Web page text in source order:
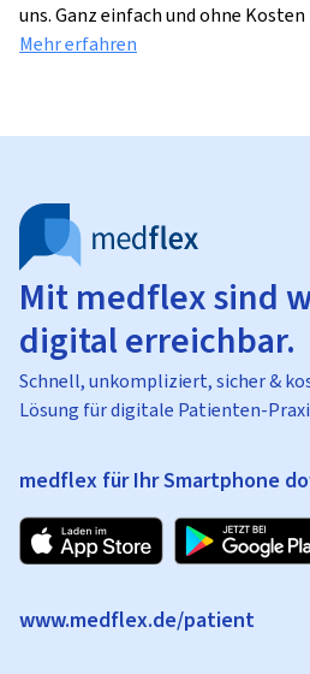
uns. Ganz einfach und ohne Kosten
Mehr erfahren
Mit medflex sind
digital erreichbar.
Schnell, unkompliziert, sicher &
Lösung für digitale Patienten-
medflex für Ihr Smartphone
www.medflex.de/patient